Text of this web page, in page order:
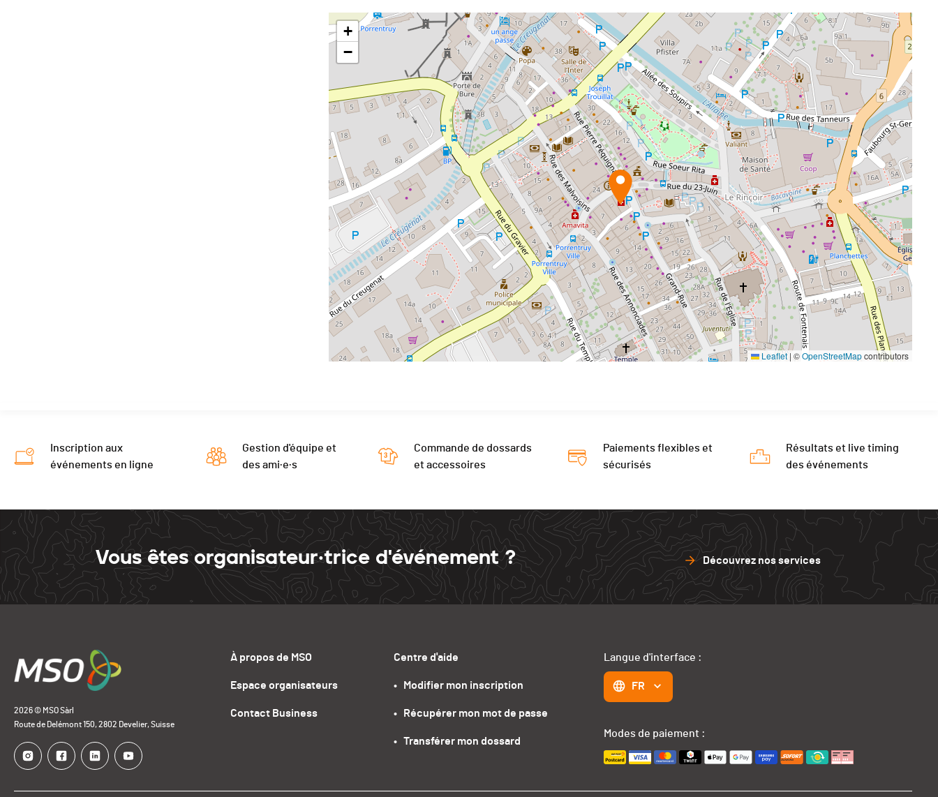
+
−
Leaflet | ©OpenStreetMapcontributors
Inscription aux
événements en ligne
Gestion d'équipe et
des ami·e·s
Commande de dossards
et accessoires
Paiements flexibles et
sécurisés
Résultats et live timing
des événements
Vous êtes organisateur·trice d'événement ? Découvrez nos services
2026 © MSO Sàrl
Route de Delémont 150, 2802 Develier, Suisse
À propos de MSO
Espace organisateurs
Contact Business
Centre d'aide
•   Modifier mon inscription
•   Récupérer mon mot de passe
•   Transférer mon dossard
Langue d'interface :
FR
Modes de paiement :